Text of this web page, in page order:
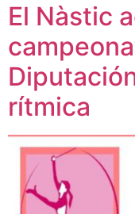
El Nàstic
rítmica